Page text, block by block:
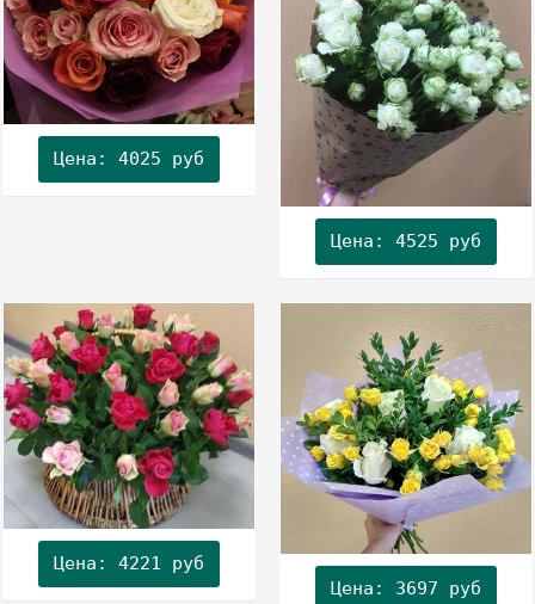
Цена: 4025 руб
Цена: 4525 руб
Цена: 4221 руб
Цена: 3697 руб